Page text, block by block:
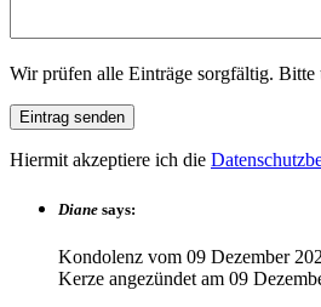
Wir prüfen alle Einträge sorgfältig. Bitte
Hiermit akzeptiere ich die
Diane says:
Kondolenz vom 09 Dezember
Kerze angezündet am 09